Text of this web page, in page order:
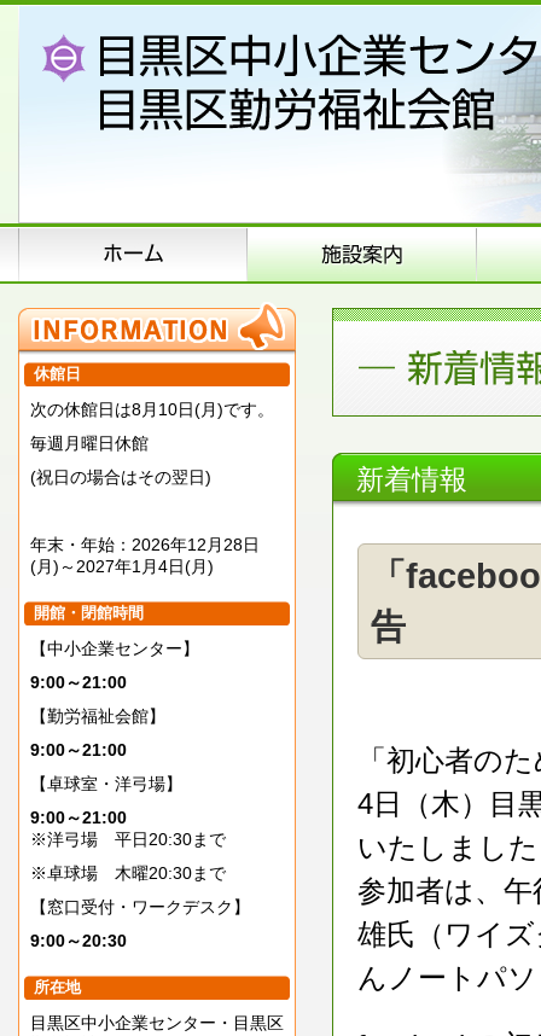
休館日
次の休館日は8月10日(月)です。
毎週月曜日休館
(祝日の場合はその翌日)
年末・年始：2026年12月28日
(月)～2027年1月4日(月)
開館・閉館時間
【中小企業センター】
9:00～21:00
【勤労福祉会館】
9:00～21:00
【卓球室・洋弓場】
9:00～21:00
※洋弓場 平日20:30まで
※卓球場 木曜20:30まで
【窓口受付・ワークデスク】
9:00～20:30
所在地
目黒区中小企業センター・目黒区
新着情報
「
告
「初心者の
4日（木）目
いたしまし
参加者は、
雄氏（ワイ
んノートパ